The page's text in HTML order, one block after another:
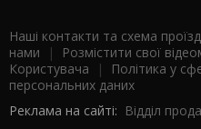
Наші контакти та схема
нами | Розмістити свої
Користувача |
Політика у
персональних даних
Реклама на сайті: Відділ